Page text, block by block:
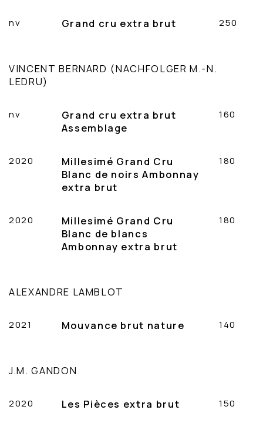
nv Grand cru extra brut 250
VINCENT BERNARD (NACHFOLGER M.-N.
LEDRU)
nv
Grand cru extra brut
Assemblage
160
2020
Millesimé Grand Cru
Blanc de noirs Ambonnay
extra brut
180
2020
Millesimé Grand Cru
Blanc de blancs
Ambonnay extra brut
180
ALEXANDRE LAMBLOT
2021 Mouvance brut nature 140
J.M. GANDON
2020 Les Pièces extra brut 150